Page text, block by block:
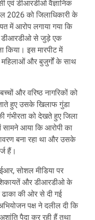
एवं डीआरडीओ वैज्ञानिक
2026 को जिलाधिकारी के
में आरोप लगाया गया कि
डीआरडीओ से जुड़े एक
किया। इस मारपीट में
महिलाओं और बुजुर्गों के साथ
और वरिष्ठ नागरिकों को
हुए उसके खिलाफ गुंडा
गंभीरता को देखते हुए जिला
आया कि आरोपी का
बना रहा था और उसके
हैं।
सोशल मीडिया पर
शिकायतें और डीआरडीओ के
ढाका की ओर से दी गई
पक्ष ने दलील दी कि
पैदा कर रही हैं तथा